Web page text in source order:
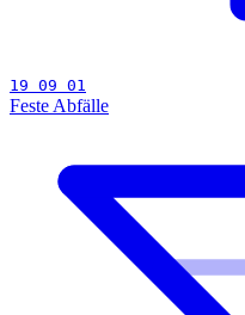
19 09 01
Feste Abfälle